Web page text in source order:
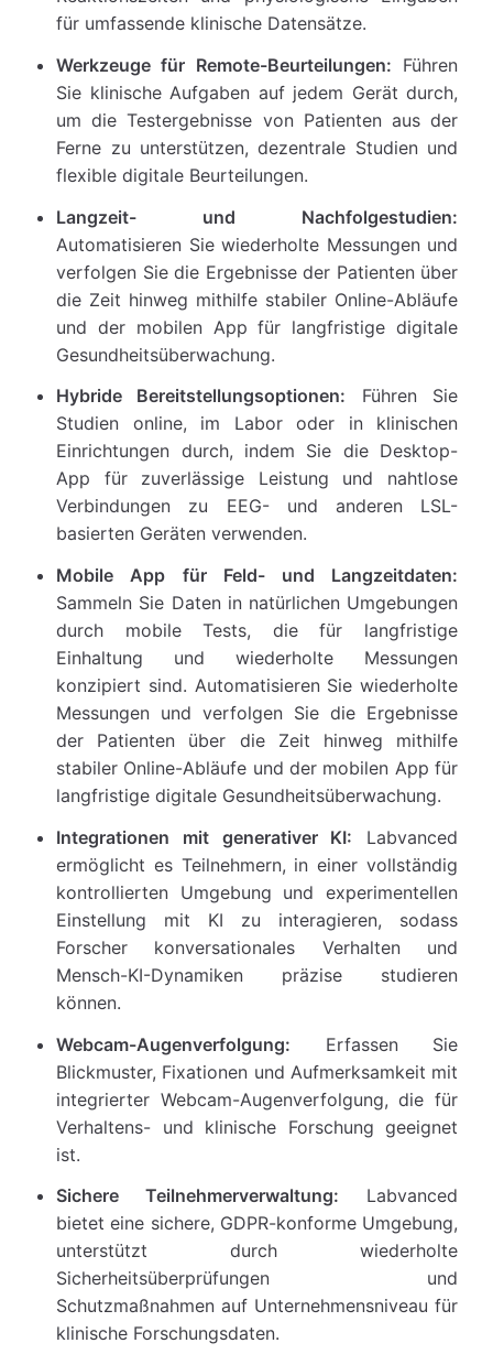
für umfassende klinische Datensätze.
Werkzeuge für Remote-Beurteilungen: Führen
Sie klinische Aufgaben auf jedem Gerät durch,
um die Testergebnisse von Patienten aus der
Ferne zu unterstützen, dezentrale Studien und
flexible digitale Beurteilungen.
Langzeit- und Nachfolgestudien:
Automatisieren Sie wiederholte Messungen und
verfolgen Sie die Ergebnisse der Patienten über
die Zeit hinweg mithilfe stabiler Online-Abläufe
und der mobilen App für langfristige digitale
Gesundheitsüberwachung.
Hybride Bereitstellungsoptionen: Führen Sie
Studien online, im Labor oder in klinischen
Einrichtungen durch, indem Sie die Desktop-
App für zuverlässige Leistung und nahtlose
Verbindungen zu EEG- und anderen LSL-
basierten Geräten verwenden.
Mobile App für Feld- und Langzeitdaten:
Sammeln Sie Daten in natürlichen Umgebungen
durch mobile Tests, die für langfristige
Einhaltung und wiederholte Messungen
konzipiert sind. Automatisieren Sie wiederholte
Messungen und verfolgen Sie die Ergebnisse
der Patienten über die Zeit hinweg mithilfe
stabiler Online-Abläufe und der mobilen App für
langfristige digitale Gesundheitsüberwachung.
Integrationen mit generativer KI: Labvanced
ermöglicht es Teilnehmern, in einer vollständig
kontrollierten Umgebung und experimentellen
Einstellung mit KI zu interagieren, sodass
Forscher konversationales Verhalten und
Mensch-KI-Dynamiken präzise studieren
können.
Webcam-Augenverfolgung: Erfassen Sie
Blickmuster, Fixationen und Aufmerksamkeit mit
integrierter Webcam-Augenverfolgung, die für
Verhaltens- und klinische Forschung geeignet
ist.
Sichere Teilnehmerverwaltung: Labvanced
bietet eine sichere, GDPR-konforme Umgebung,
unterstützt durch wiederholte
Sicherheitsüberprüfungen und
Schutzmaßnahmen auf Unternehmensniveau für
klinische Forschungsdaten.